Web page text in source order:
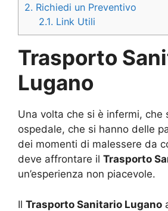
2. Richiedi un Preventivo
2.1. Link Utili
Trasporto
Lugano
Una volta che si è infermi, che
ospedale, che si hanno delle
dei momenti di malessere da
deve affrontare il Trasporto
un’esperienza non piacevole.
Il Trasporto Sanitario Lugano